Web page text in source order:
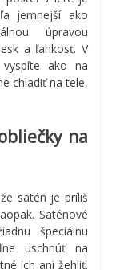
jemnejší ako
úpravou
a ľahkosť. V
ako na
chladiť na tele,
na
satén je príliš
Saténové
špeciálnu
uschnúť na
ich ani žehliť.